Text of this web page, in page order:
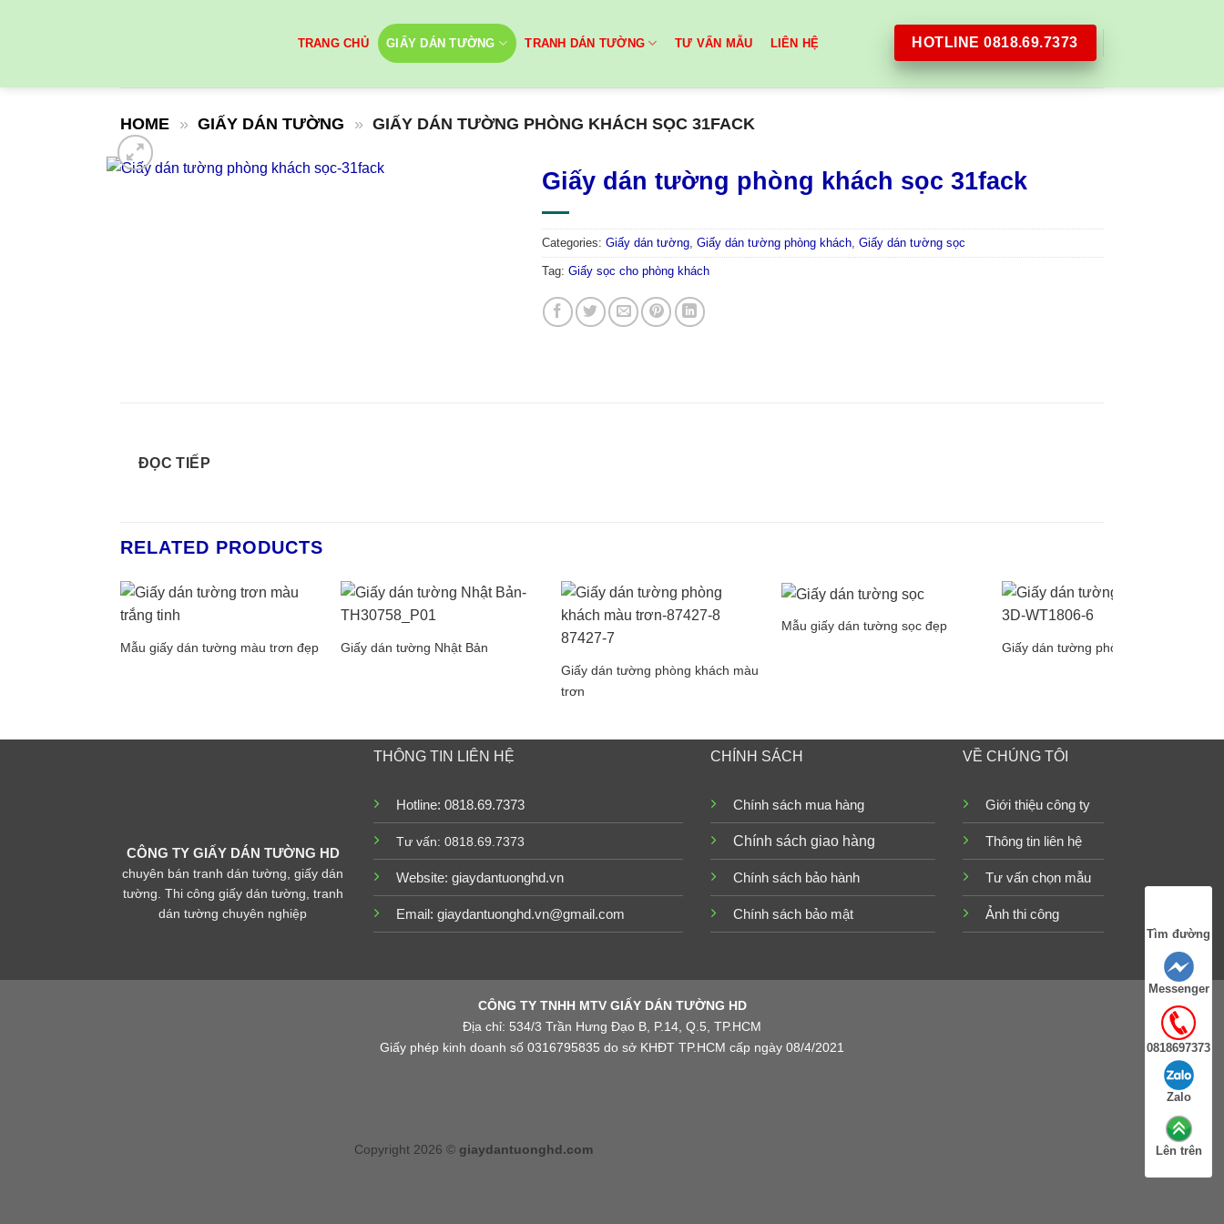
TRANG CHỦ GIẤY DÁN TƯỜNG TRANH DÁN TƯỜNG TƯ VẤN MẪU LIÊN HỆ HOTLINE 0818.69.7373
HOME » GIẤY DÁN TƯỜNG » GIẤY DÁN TƯỜNG PHÒNG KHÁCH SỌC 31FACK
Giấy dán tường phòng khách sọc 31fack
Categories: Giấy dán tường, Giấy dán tường phòng khách, Giấy dán tường sọc
Tag: Giấy sọc cho phòng khách
ĐỌC TIẾP
RELATED PRODUCTS
Mẫu giấy dán tường màu trơn đẹp
Giấy dán tường Nhật Bản
Giấy dán tường phòng khách màu
trơn
Mẫu giấy dán tường sọc đẹp
Giấy dán tường phòng ngủ 3D
CÔNG TY GIẤY DÁN TƯỜNG HD
chuyên bán tranh dán tường, giấy dán
tường. Thi công giấy dán tường, tranh
dán tường chuyên nghiệp
THÔNG TIN LIÊN HỆ
Hotline: 0818.69.7373
Tư vấn: 0818.69.7373
Website: giaydantuonghd.vn
Email: giaydantuonghd.vn@gmail.com
CHÍNH SÁCH
Chính sách mua hàng
Chính sách giao hàng
Chính sách bảo hành
Chính sách bảo mật
VỀ CHÚNG TÔI
Giới thiệu công ty
Thông tin liên hệ
Tư vấn chọn mẫu
Ảnh thi công
CÔNG TY TNHH MTV GIẤY DÁN TƯỜNG HD
Địa chỉ: 534/3 Trần Hưng Đạo B, P.14, Q.5, TP.HCM
Giấy phép kinh doanh số 0316795835 do sở KHĐT TP.HCM cấp ngày 08/4/2021
Copyright 2026 © giaydantuonghd.com
Tìm đường
Messenger
0818697373
Zalo
Lên trên